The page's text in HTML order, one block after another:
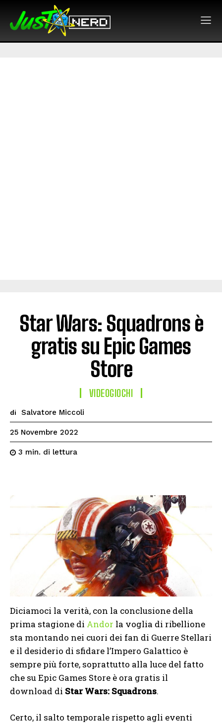
Star Wars: Squadrons è
gratis su Epic Games
Store
VIDEOGIOCHI
di Salvatore Miccoli
25 Novembre 2022
3 min. di lettura
Diciamoci la verità, con la conclusione della
prima stagione di Andor la voglia di ribellione
sta montando nei cuori dei fan di Guerre Stellari
e il desiderio di sfidare l’Impero Galattico è
sempre più forte, soprattutto alla luce del fatto
che su Epic Games Store è ora gratis il
download di Star Wars: Squadrons.
Certo, il salto temporale rispetto agli eventi